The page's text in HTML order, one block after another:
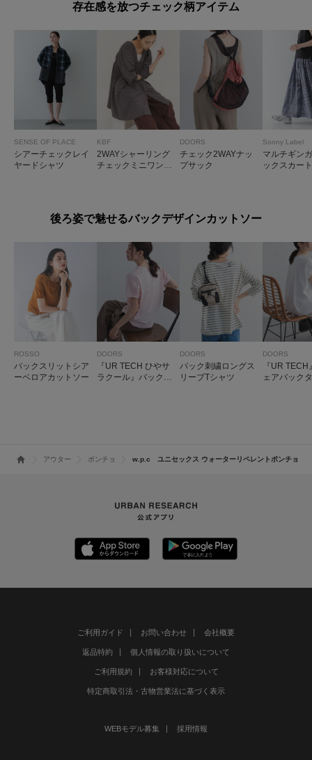
存在感を放つチェック柄アイテム
SENSE OF PLACE
シアーチェックレイ
ヤードシャツ
KBF
2WAYシャーリング
チェックミニワンピ
DOORS
チェック2WAYナッ
プサック
Sonny Label
マルチギン
ックスカート
後ろ姿で魅せるバックデザインカットソー
ROSSO
バックスリットシア
ーベロアカットソー
DOORS
『UR TECH ひやサ
ラクール』バックポ
DOORS
バック刺繍ロングス
リーブTシャツ
DOORS
『UR
ェアバック
アウター ポンチョ w.p.c ユニセックス ウォーターリペレントポンチョ
ご利用ガイド お問い合わせ 会社概要
返品特約 個人情報の取り扱いについて
ご利用規約 お客様対応について
特定商取引法・古物営業法に基づく表示
WEBモデル募集 採用情報